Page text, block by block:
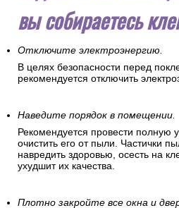
Затем следует
подготовить
Отключите электроэнергию.
В целях безопасности перед
рекомендуется отключить